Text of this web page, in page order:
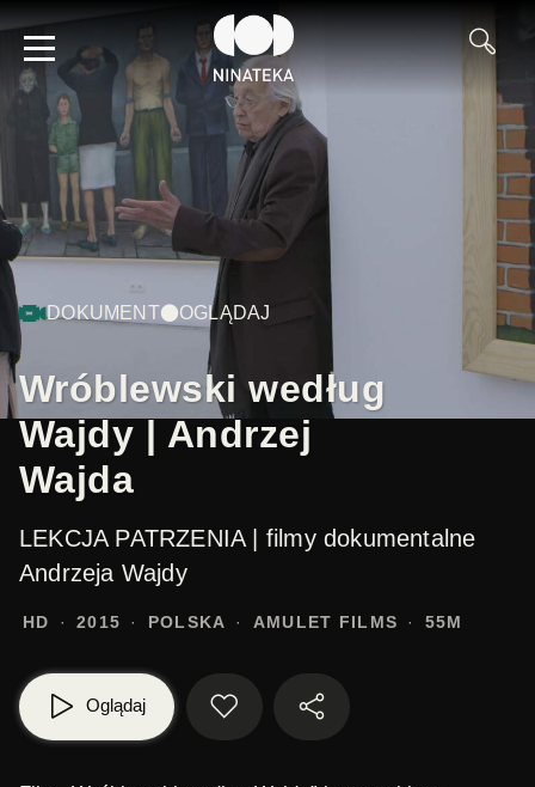
DOKUMENT OGLĄDAJ
Wróblewski według
Wajdy | Andrzej
Wajda
LEKCJA PATRZENIA | filmy dokumentalne
Andrzeja Wajdy
HD 2015 POLSKA AMULET FILMS 55M
Oglądaj